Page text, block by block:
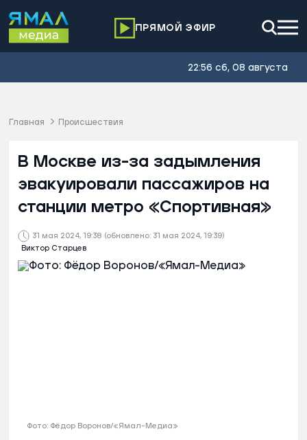
ПРЯМОЙ ЭФИР
22:56 сб, 08 августа
Главная Происшествия
31 мая 2024, 19:38 (обновлено: 31 мая 2024, 19:39)
Виктор Старцев
В Москве из-за задымления
эвакуировали пассажиров на
станции метро «Спортивная»
Фото: Фёдор Воронов/«Ямал-Медиа»